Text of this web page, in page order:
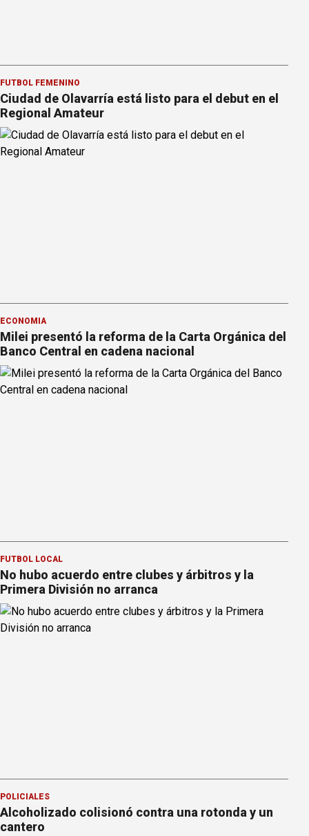
FÚTBOL FEMENINO
Ciudad de Olavarría está listo para el debut en el
Regional Amateur
ECONOMÍA
Milei presentó la reforma de la Carta Orgánica del
Banco Central en cadena nacional
FÚTBOL LOCAL
No hubo acuerdo entre clubes y árbitros y la
Primera División no arranca
POLICIALES
Alcoholizado colisionó contra una rotonda y un
cantero